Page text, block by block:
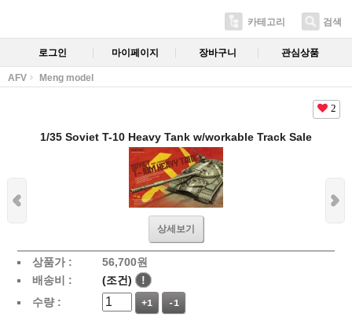
카테고리 검색
로그인 마이페이지 장바구니 관심상품
AFV Meng model
2
1/35 Soviet T-10 Heavy Tank w/workable Track Sale
상세보기
상품가 : 56,700원
배송비 :
(조건)
!
수량 :
+1 -1